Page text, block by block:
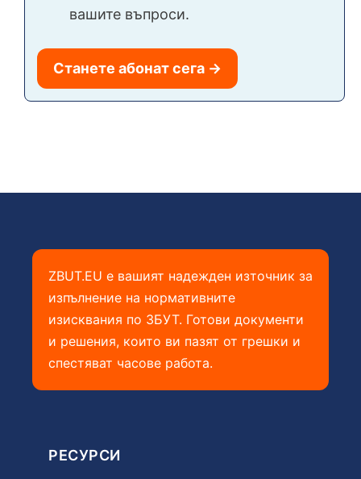
вашите въпроси.
Станете абонат сега →
ZBUT.EU е вашият надежден източник за
изпълнение на нормативните
изисквания по ЗБУТ. Готови документи
и решения, които ви пазят от грешки и
спестяват часове работа.
РЕСУРСИ